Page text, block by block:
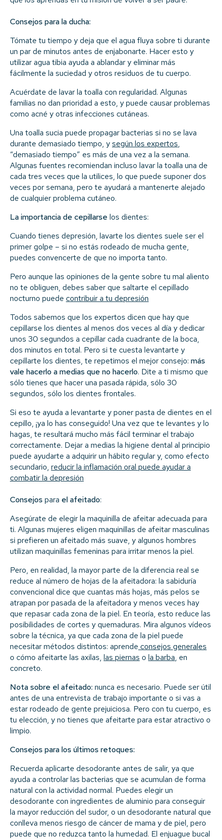
Consejos para la ducha:
Tómate tu tiempo y deja que el agua fluya sobre ti durante
un par de minutos antes de enjabonarte. Hacer esto y
utilizar agua tibia ayuda a ablandar y eliminar más
fácilmente la suciedad y otros residuos de tu cuerpo.
Acuérdate de lavar la toalla con regularidad. Algunas
familias no dan prioridad a esto, y puede causar problemas
como acné y otras infecciones cutáneas.
Una toalla sucia puede propagar bacterias si no se lava
durante demasiado tiempo, ysegún los expertos,
“demasiado tiempo” es más de una vez a la semana.
Algunas fuentes recomiendan incluso lavar la toalla una de
cada tres veces que la utilices, lo que puede suponer dos
veces por semana, pero te ayudará a mantenerte alejado
de cualquier problema cutáneo.
La importancia de cepillarse los dientes:
Cuando tienes depresión, lavarte los dientes suele ser el
primer golpe – si no estás rodeado de mucha gente,
puedes convencerte de que no importa tanto.
Pero aunque las opiniones de la gente sobre tu mal aliento
no te obliguen, debes saber que saltarte el cepillado
nocturno puede contribuir a tu depresión
Todos sabemos que los expertos dicen que hay que
cepillarse los dientes al menos dos veces al día y dedicar
unos 30 segundos a cepillar cada cuadrante de la boca,
dos minutos en total. Pero si te cuesta levantarte y
cepillarte los dientes, te repetimos el mejor consejo: más
vale hacerlo a medias que no hacerlo. Dite a ti mismo que
sólo tienes que hacer una pasada rápida, sólo 30
segundos, sólo los dientes frontales.
Si eso te ayuda a levantarte y poner pasta de dientes en el
cepillo, ¡ya lo has conseguido! Una vez que te levantes y lo
hagas, te resultará mucho más fácil terminar el trabajo
correctamente. Dejar a medias la higiene dental al principio
puede ayudarte a adquirir un hábito regular y, como efecto
secundario, reducir la inflamación oral puede ayudar a
combatir la depresión
Consejos para el afeitado:
Asegúrate de elegir la maquinilla de afeitar adecuada para
ti. Algunas mujeres eligen maquinillas de afeitar masculinas
si prefieren un afeitado más suave, y algunos hombres
utilizan maquinillas femeninas para irritar menos la piel.
Pero, en realidad, la mayor parte de la diferencia real se
reduce al número de hojas de la afeitadora: la sabiduría
convencional dice que cuantas más hojas, más pelos se
atrapan por pasada de la afeitadora y menos veces hay
que repasar cada zona de la piel. En teoría, esto reduce las
posibilidades de cortes y quemaduras. Mira algunos vídeos
sobre la técnica, ya que cada zona de la piel puede
necesitar métodos distintos: aprende consejos generales
o cómo afeitarte las axilas, las piernas o la barba, en
concreto.
Nota sobre el afeitado: nunca es necesario. Puede ser útil
antes de una entrevista de trabajo importante o si vas a
estar rodeado de gente prejuiciosa. Pero con tu cuerpo, es
tu elección, y no tienes que afeitarte para estar atractivo o
limpio.
Consejos para los últimos retoques:
Recuerda aplicarte desodorante antes de salir, ya que
ayuda a controlar las bacterias que se acumulan de forma
natural con la actividad normal. Puedes elegir un
desodorante con ingredientes de aluminio para conseguir
la mayor reducción del sudor, o un desodorante natural que
conlleva menos riesgo de cáncer de mama y de piel, pero
puede que no reduzca tanto la humedad. El enjuague bucal